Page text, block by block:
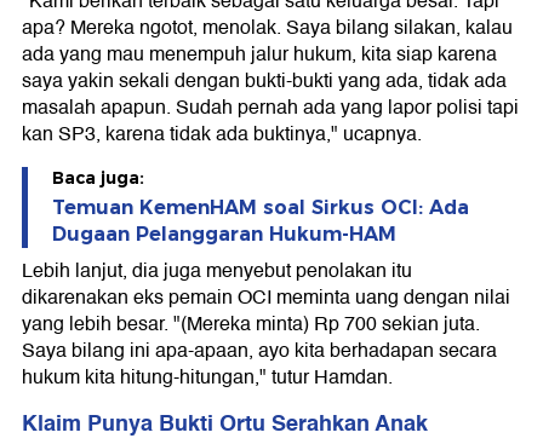
apa? Mereka ngotot, menolak. Saya bilang silakan, kalau
ada yang mau menempuh jalur hukum, kita siap karena
saya yakin sekali dengan bukti-bukti yang ada, tidak ada
masalah apapun. Sudah pernah ada yang lapor polisi tapi
kan SP3, karena tidak ada buktinya," ucapnya.
Baca juga:
Temuan KemenHAM soal Sirkus OCI: Ada
Dugaan Pelanggaran Hukum-HAM
Lebih lanjut, dia juga menyebut penolakan itu
dikarenakan eks pemain OCI meminta uang dengan nilai
yang lebih besar. "(Mereka minta) Rp 700 sekian juta.
Saya bilang ini apa-apaan, ayo kita berhadapan secara
hukum kita hitung-hitungan," tutur Hamdan.
Klaim Punya Bukti Ortu Serahkan Anak